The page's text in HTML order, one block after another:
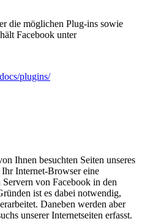
die möglichen Plug-ins sowie
Facebook unter
plugins/
Ihnen besuchten Seiten unseres
Internet-Browser eine
von Facebook in den
ist es dabei notwendig,
Daneben werden aber
unserer Internetseiten erfasst.